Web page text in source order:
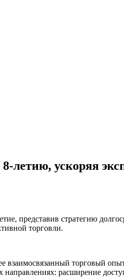
летию, ускоряя
представив стратегию
торговли.
взаимосвязанный торговый
расширение